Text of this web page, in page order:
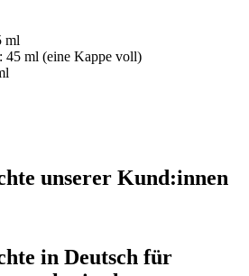
ml
45 ml (eine Kappe voll)
unserer Kund:innen
in Deutsch für